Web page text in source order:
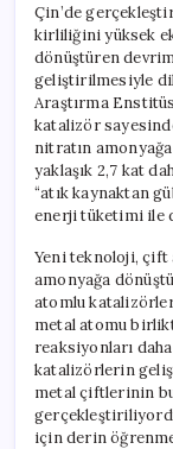
Çin’de
kirliliğini yüksek
dönüştüren
geliştirilmesiyle
Araştırma
katalizör
nitratın
yaklaşık 2,7 kat
“atık kaynaktan
enerji tüketimi ile
Yeni teknoloji,
amonyağa
atomlu
metal atomu
reaksiyonları
katalizörlerin
metal çiftlerinin
için derin